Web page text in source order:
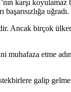
karşı koyulamaz
Ancak birçok
etme
galip